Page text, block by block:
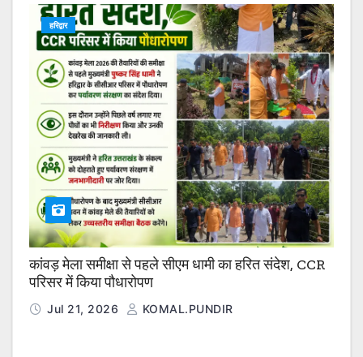
हरिद्वार
कांवड़ मेला समीक्षा से पहले सीएम धामी का हरित संदेश, CCR
परिसर में किया पौधारोपण
Jul 21, 2026 KOMAL.PUNDIR